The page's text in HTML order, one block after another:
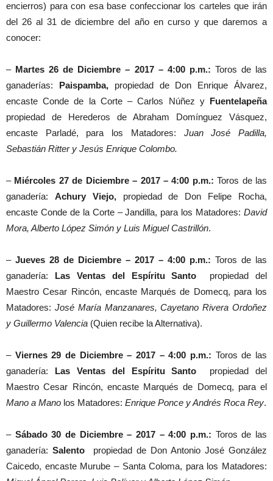
encierros) para con esa base confeccionar los carteles que irán
del 26 al 31 de diciembre del año en curso y que daremos a
conocer:
– Martes 26 de Diciembre – 2017 – 4:00 p.m.: Toros de las
ganaderías: Paispamba,propiedad de Don Enrique Álvarez,
encaste Conde de la Corte – Carlos Núñez y Fuentelapeña
propiedad de Herederos de Abraham Domínguez Vásquez,
encaste Parladé, para los Matadores: Juan José Padilla,
Sebastián Ritter y Jesús Enrique Colombo.
– Miércoles 27 de Diciembre – 2017 – 4:00 p.m.: Toros de las
ganadería: Achury Viejo,propiedad de Don Felipe Rocha,
encaste Conde de la Corte – Jandilla, para los Matadores: David
Mora, Alberto López Simón y Luis Miguel Castrillón.
– Jueves 28 de Diciembre – 2017 – 4:00 p.m.: Toros de las
ganadería: Las Ventas del Espíritu Santo
propiedad del
Maestro Cesar Rincón, encaste Marqués de Domecq, para los
Matadores: José María Manzanares, Cayetano Rivera Ordoñez
y Guillermo Valencia (Quien recibe la Alternativa).
– Viernes 29 de Diciembre – 2017 – 4:00 p.m.: Toros de las
ganadería: Las Ventas del Espíritu Santo
propiedad del
Maestro Cesar Rincón, encaste Marqués de Domecq, para el
Mano a Mano los Matadores: Enrique Ponce y Andrés Roca Rey.
– Sábado 30 de Diciembre – 2017 – 4:00 p.m.: Toros de las
ganadería: Salento
propiedad de Don Antonio José González
Caicedo, encaste Murube – Santa Coloma, para los Matadores: